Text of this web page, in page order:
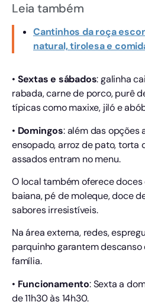
Leia também
Cantinhos da roça
natural, tirolesa e
• Sextas e sábados: galinha
rabada, carne de porco, purê
típicas como maxixe, jiló e
• Domingos: além das opções
ensopado, arroz de pato, torta
assados entram no menu.
O local também oferece
baiana, pé de moleque, doce
sabores irresistíveis.
Na área externa, redes,
parquinho garantem
família.
• Funcionamento: Sexta a
de 11h30 às 14h30.